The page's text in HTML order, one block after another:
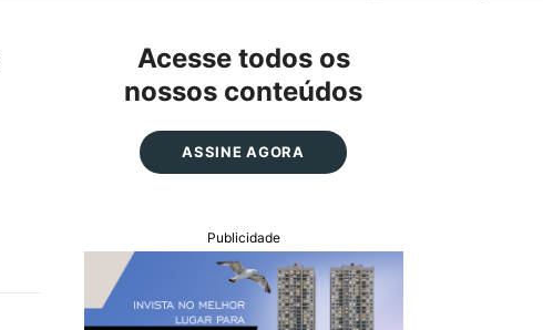
Acesse todos os
nossos conteúdos
ASSINE AGORA
Publicidade